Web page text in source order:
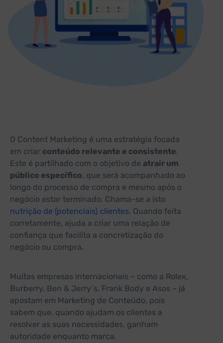
O Content Marketing é uma estratégia focada
em criar conteúdo relevante e consistente.
Este é partilhado com o objetivo de atrair um
público específico, que será acompanhado ao
longo do processo de compra e mesmo após o
negócio estar terminado. Chama-se a isto
nutrição de (potenciais) clientes. Quando feita
corretamente, ajuda a criar uma relação de
confiança que facilita a concretização do
negócio ou compra.
Muitas empresas internacionais – como a Rolex,
Burberry, Ben & Jerry´s, Frank Body e Asos – já
apostam em Marketing de Conteúdo, pois
sabem que, quando ajudam os clientes a
resolver as suas necessidades, ganham
autoridade enquanto marca.